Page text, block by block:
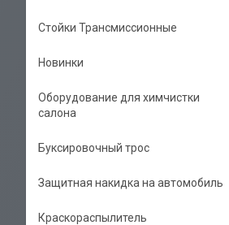
Стойки Трансмиссионные
Новинки
Оборудование для химчистки
салона
Буксировочный трос
Защитная накидка на автомобиль
Краскораспылитель